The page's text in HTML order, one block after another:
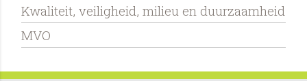
Kwaliteit, veiligheid, milieu en duurzaamheid
MVO